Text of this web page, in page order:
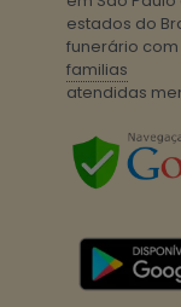
estados do
funerário
familias
atendidas